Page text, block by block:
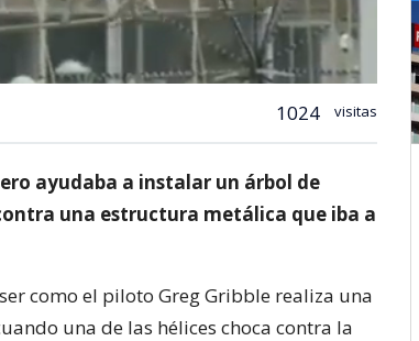
1024 visitas
ayudaba a instalar un árbol de
una estructura metálica que iba a
como el piloto Greg Gribble realiza una
una de las hélices choca contra la